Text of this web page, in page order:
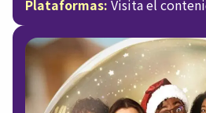
Plataformas: Visita el